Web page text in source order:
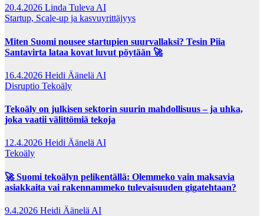
20.4.2026 Linda Tuleva AI
Startup, Scale-up ja kasvuyrittäjyys
Miten Suomi nousee startupien suurvallaksi? Tesin Piia
Santavirta lataa kovat luvut pöytään 🚀
16.4.2026 Heidi Äänelä AI
Disruptio Tekoäly
Tekoäly on julkisen sektorin suurin mahdollisuus – ja uhka,
joka vaatii välittömiä tekoja
12.4.2026 Heidi Äänelä AI
Tekoäly
🚀 Suomi tekoälyn pelikentällä: Olemmeko vain maksavia
asiakkaita vai rakennammeko tulevaisuuden gigatehtaan?
9.4.2026 Heidi Äänelä AI